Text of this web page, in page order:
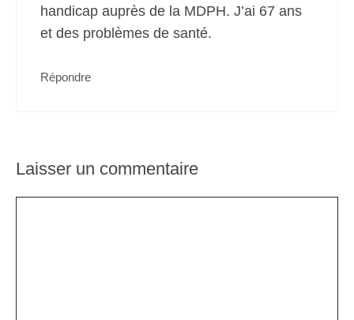
handicap auprès de la MDPH. J’ai 67 ans
et des problèmes de santé.
Répondre
Laisser un commentaire